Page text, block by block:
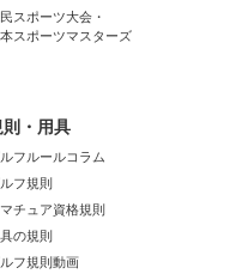
スポーツ大会・
スポーツマスターズ
則・用具
フルールコラム
フ規則
チュア資格規則
の規則
フ規則動画